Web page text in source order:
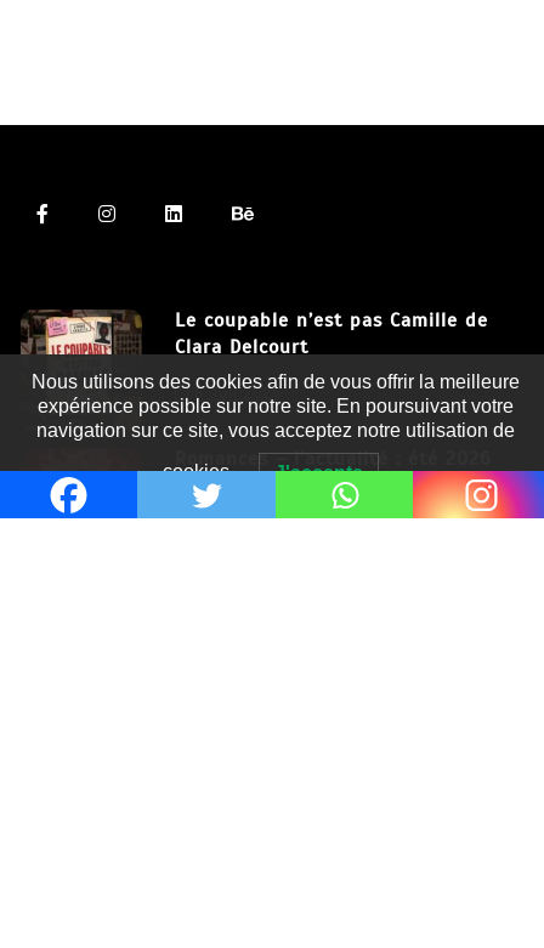
Le coupable n’est pas Camille de
Clara Delcourt
8 Juil 2026
Romances – l’actualité : été 2026
6 Juil 2026
Nous utilisons des cookies afin de vous offrir la meilleure
expérience possible sur notre site. En poursuivant votre
navigation sur ce site, vous acceptez notre utilisation de
cookies. J'accepte